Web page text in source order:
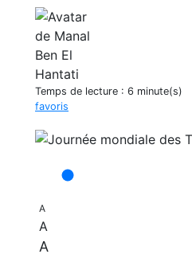
Temps de lecture : 6 minute(s)
favoris
A
A
A